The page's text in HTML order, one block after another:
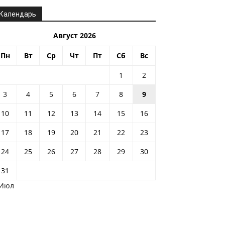
Август 2026
Пн Вт Ср Чт Пт Сб Вс
1
2
3
4 5 6 7 8
9
10
11 12 13 14 15
16
17
18 19 20 21 22
23
24
25 26 27 28 29
30
31